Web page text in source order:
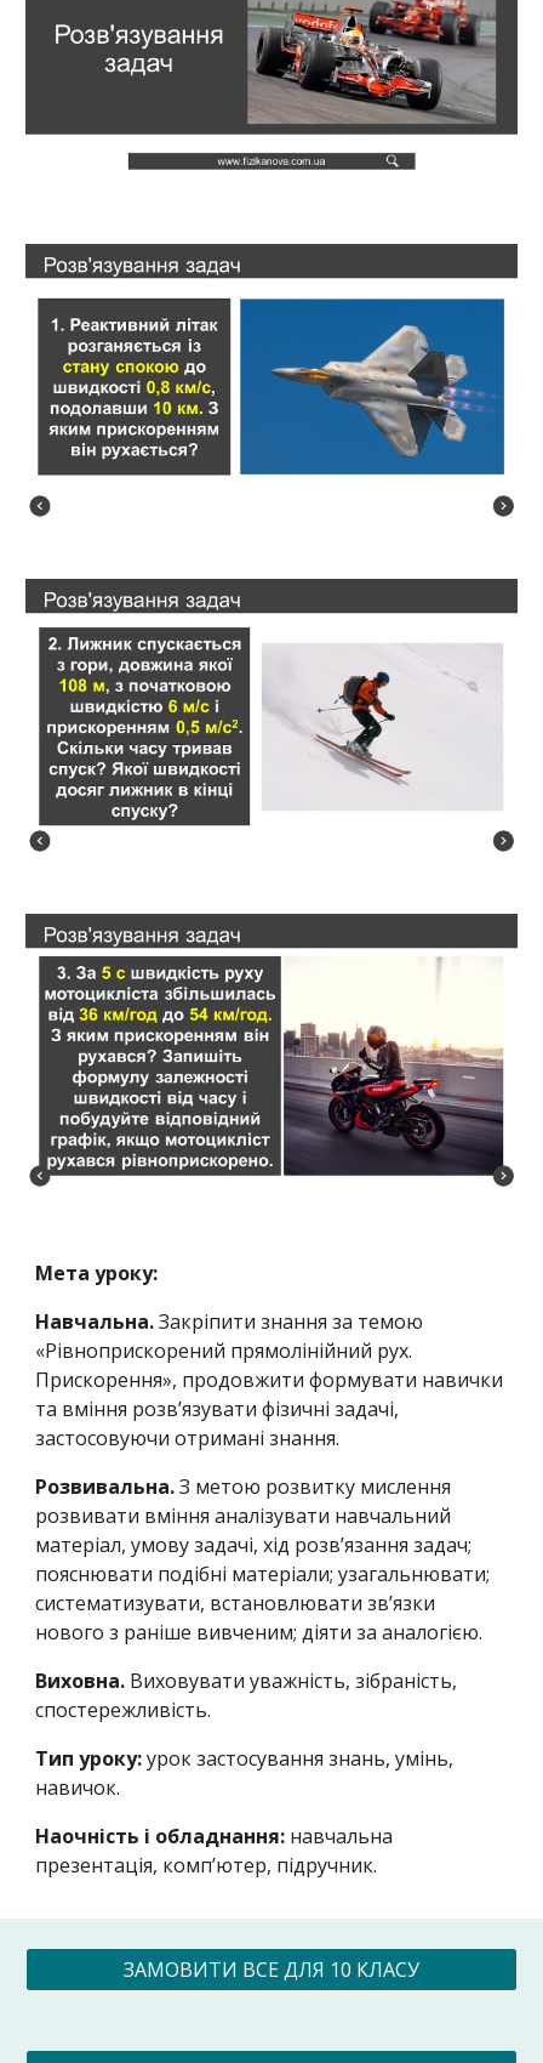
Мета уроку:
Навчальна.Закріпити знання за темою
«Рівноприскорений прямолінійний рух.
Прискорення», продовжити формувати навички
та вміння розв’язувати фізичні задачі,
застосовуючи отримані знання.
Розвивальна.З метою розвитку мислення
розвивати вміння аналізувати навчальний
матеріал, умову задачі, хід розв’язання задач;
пояснювати подібні матеріали; узагальнювати;
систематизувати, встановлювати зв’язки
нового з раніше вивченим; діяти за аналогією.
Виховна. Виховувати уважність, зібраність,
спостережливість.
Тип уроку:урок застосування знань, умінь,
навичок.
Наочність і обладнання: навчальна
презентація, комп’ютер, підручник.
ЗАМОВИТИ ВСЕ ДЛЯ 10 КЛАСУ